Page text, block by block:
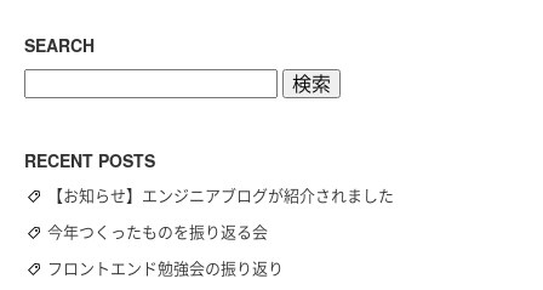
SEARCH
RECENT POSTS
【お知らせ】エンジニアブログが紹介されました
今年つくったものを振り返る会
フロントエンド勉強会の振り返り